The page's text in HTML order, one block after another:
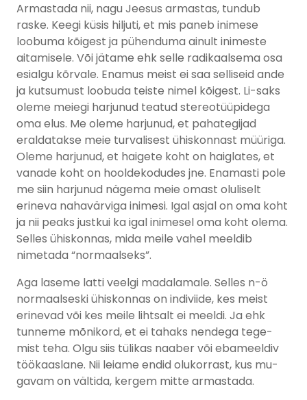
Armastada nii, nagu Jeesus armastas, tundub
raske. Keegi küsis hiljuti, et mis paneb inimese
loobuma kõigest ja pühenduma ainult inimeste
aitamisele. Või jätame ehk selle radikaalsema osa
esialgu kõrvale. Enamus meist ei saa selliseid ande
ja kutsumust loobuda teiste nimel kõigest. Li-saks
oleme meiegi harjunud teatud stereotüüpidega
oma elus. Me oleme harjunud, et pahategijad
eraldatakse meie turvalisest ühiskonnast müüriga.
Oleme harjunud, et haigete koht on haiglates, et
vanade koht on hooldekodudes jne. Enamasti pole
me siin harjunud nägema meie omast oluliselt
erineva nahavärviga inimesi. Igal asjal on oma koht
ja nii peaks justkui ka igal inimesel oma koht olema.
Selles ühiskonnas, mida meile vahel meeldib
nimetada “normaalseks”.
Aga laseme latti veelgi madalamale. Selles n-ö
normaalseski ühiskonnas on indiviide, kes meist
erinevad või kes meile lihtsalt ei meeldi. Ja ehk
tunneme mõnikord, et ei tahaks nendega tege-
mist teha. Olgu siis tülikas naaber või ebameeldiv
töökaaslane. Nii leiame endid olukorrast, kus mu-
gavam on vältida, kergem mitte armastada.